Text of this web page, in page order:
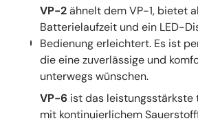
VP-2ähnelt dem VP-1, bietet
Batterielaufzeit und ein LED-
Bedienung erleichtert. Es ist
die eine zuverlässige und
unterwegs wünschen.
VP-6ist das leistungsstärkste
mit kontinuierlichem